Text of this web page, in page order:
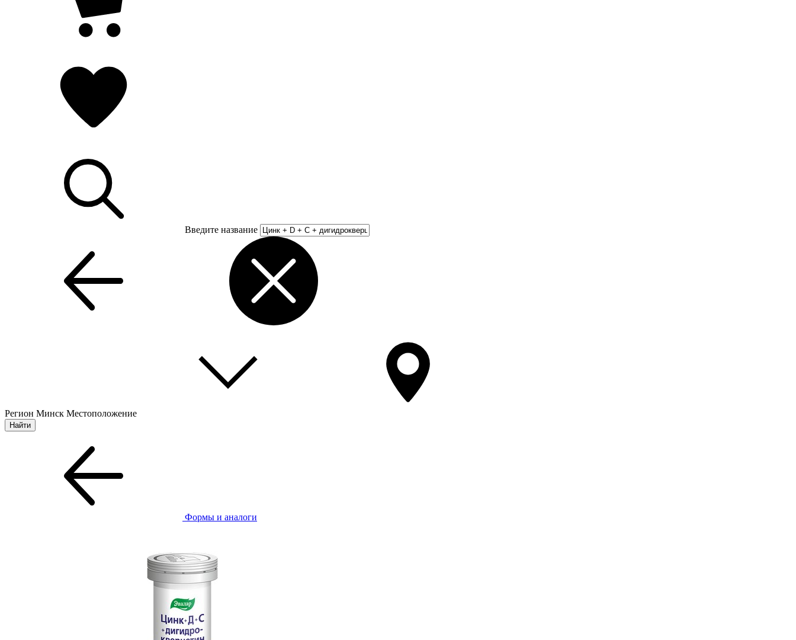
Введите название
Регион Минск Местоположение
Формы и аналоги